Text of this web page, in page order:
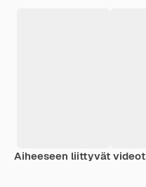
Aiheeseen liittyvät videot